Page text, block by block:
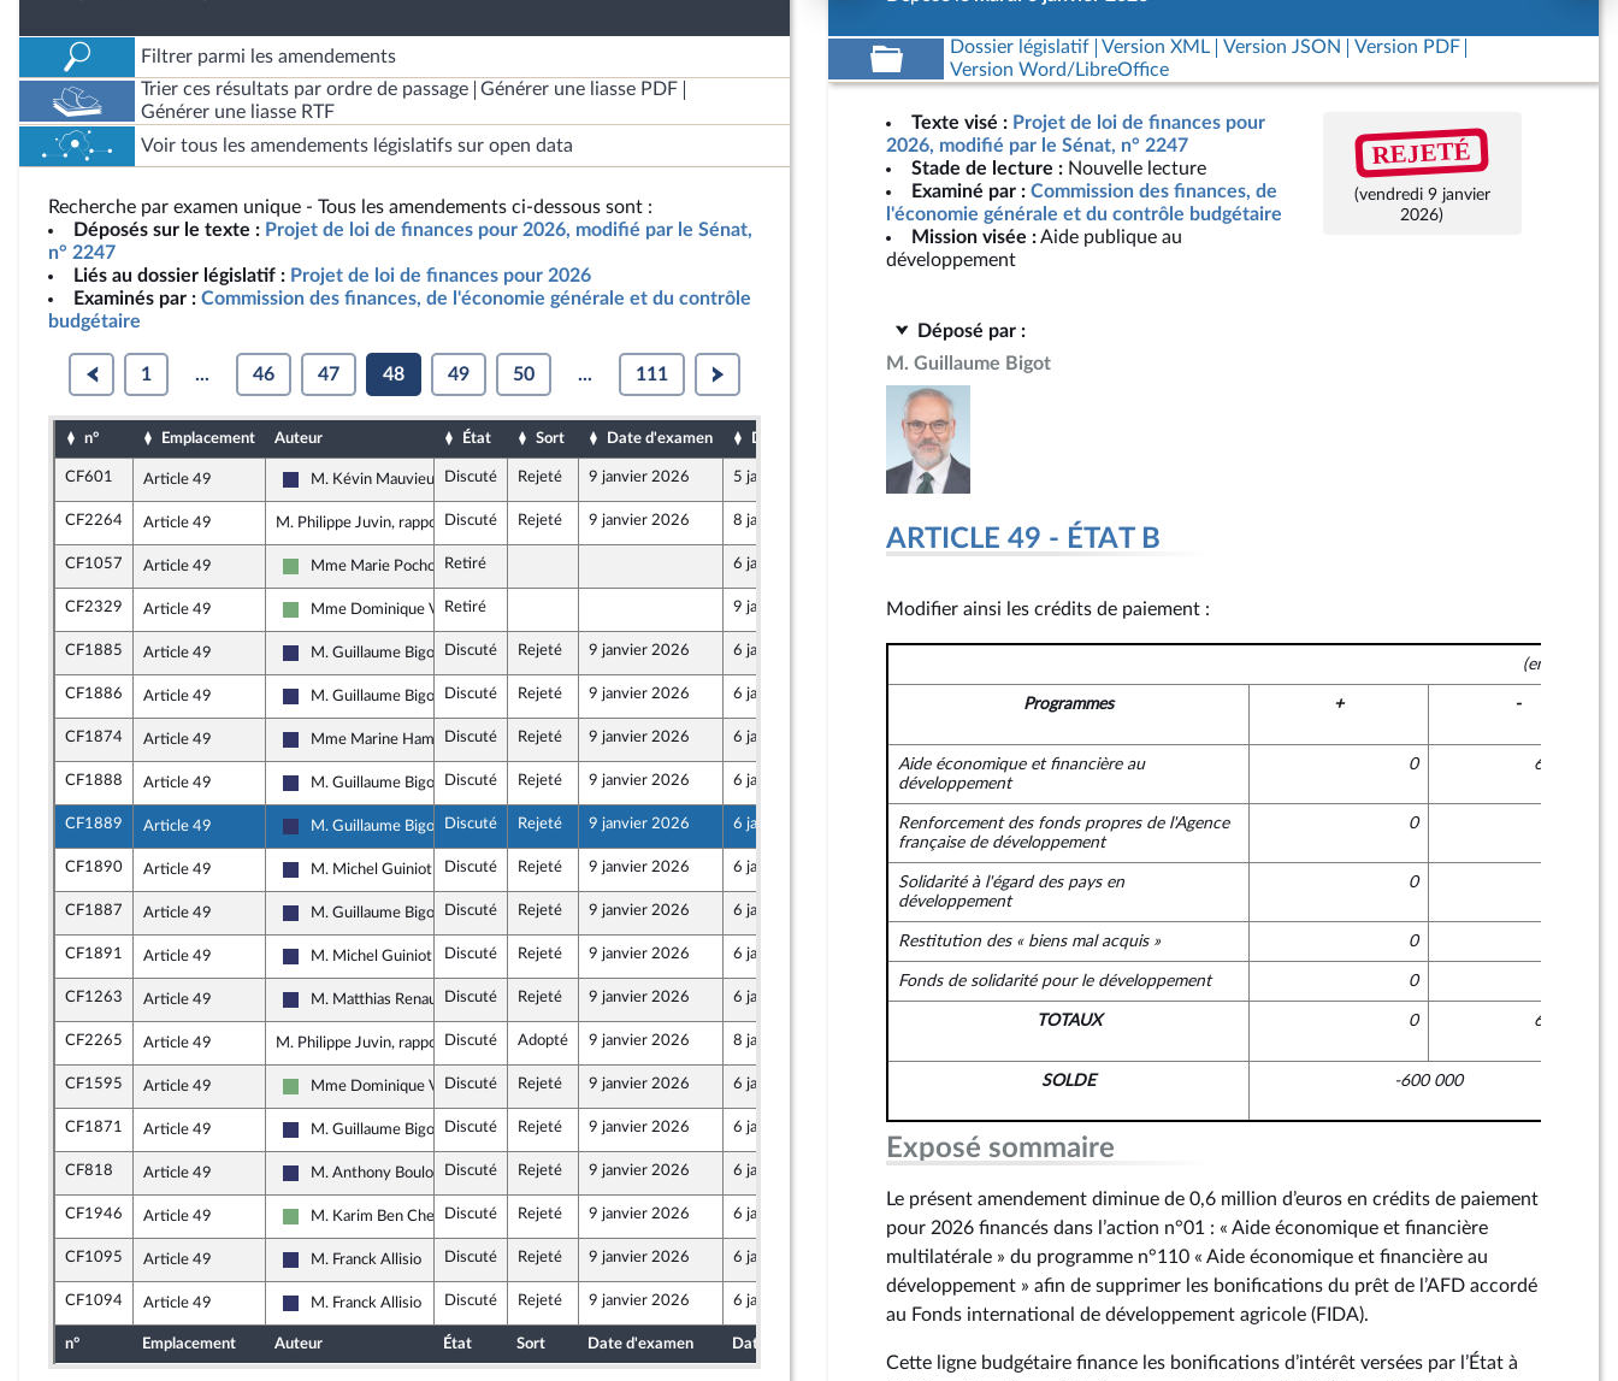
Filtrer parmi les amendements
Trier ces résultats par ordre de passage
Générer une liasse PDF
Générer une liasse RTF
Voir tous les amendements législatifs sur open data
Recherche par examen unique - Tous les amendements ci-dessous sont :
Déposés sur le texte : Projet de loi de finances pour 2026, modifié par le Sénat,
n° 2247
Liés au dossier législatif : Projet de loi de finances pour 2026
Examinés par : Commission des finances, de l'économie générale et du contrôle
budgétaire
1 ... 46 47 48 49 50 ... 111
n° Emplacement Auteur État Sort Date d'examen Date de dépôt
CF601 Article 49
Rassemblement National
M. Kévin Mauvieux Discuté Rejeté 9 janvier 2026 5 janvier 2026
CF2264 Article 49 M. Philippe Juvin, rapporteurDiscuté Rejeté 9 janvier 2026 8 janvier 2026
CF1057 Article 49
Écologiste et Social
Mme Marie Pochon Retiré 6 janvier 2026
CF2329 Article 49
Écologiste et Social
Mme Dominique Voynet
Retiré 9 janvier 2026
CF1885 Article 49
Rassemblement National
M. Guillaume Bigot Discuté Rejeté 9 janvier 2026 6 janvier 2026
CF1886 Article 49
Rassemblement National
M. Guillaume Bigot Discuté Rejeté 9 janvier 2026 6 janvier 2026
CF1874 Article 49
Rassemblement National
Mme Marine HameletDiscuté Rejeté 9 janvier 2026 6 janvier 2026
CF1888 Article 49
Rassemblement National
M. Guillaume Bigot Discuté Rejeté 9 janvier 2026 6 janvier 2026
CF1889 Article 49
Rassemblement National
M. Guillaume Bigot Discuté Rejeté 9 janvier 2026 6 janvier 2026
CF1890 Article 49
Rassemblement National
M. Michel Guiniot Discuté Rejeté 9 janvier 2026 6 janvier 2026
CF1887 Article 49
Rassemblement National
M. Guillaume Bigot Discuté Rejeté 9 janvier 2026 6 janvier 2026
CF1891 Article 49
Rassemblement National
M. Michel Guiniot Discuté Rejeté 9 janvier 2026 6 janvier 2026
CF1263 Article 49
Rassemblement National
M. Matthias RenaultDiscuté Rejeté 9 janvier 2026 6 janvier 2026
CF2265 Article 49 M. Philippe Juvin, rapporteurDiscuté Adopté 9 janvier 2026 8 janvier 2026
CF1595 Article 49
Écologiste et Social
Mme Dominique Voynet
Discuté Rejeté 9 janvier 2026 6 janvier 2026
CF1871 Article 49
Rassemblement National
M. Guillaume Bigot Discuté Rejeté 9 janvier 2026 6 janvier 2026
CF818 Article 49
Rassemblement National
M. Anthony BoulogneDiscuté Rejeté 9 janvier 2026 6 janvier 2026
CF1946 Article 49
Écologiste et Social
M. Karim Ben CheikhDiscuté Rejeté 9 janvier 2026 6 janvier 2026
CF1095 Article 49
Rassemblement National
M. Franck Allisio Discuté Rejeté 9 janvier 2026 6 janvier 2026
CF1094 Article 49
Rassemblement National
M. Franck Allisio Discuté Rejeté 9 janvier 2026 6 janvier 2026
n° Emplacement Auteur État Sort Date d'examen Date de dépôt
Dossier législatif Version XML Version JSON
Version PDF
Version Word/LibreOffice
Texte visé : Projet de loi de finances pour
2026, modifié par le Sénat, n° 2247
Stade de lecture : Nouvelle lecture
Examiné par : Commission des finances, de
l'économie générale et du contrôle budgétaire
Mission visée :Aide publique au
développement
REJETÉ
(vendredi 9 janvier
2026)
Déposé par :
M. Guillaume Bigot
ARTICLE 49 - ÉTAT B
Modifier ainsi les crédits de paiement :
(en euros)
Programmes + -
Aide économique et financière au
développement
0 600 000
Renforcement des fonds propres de l'Agence
française de développement
0
Solidarité à l'égard des pays en
développement
0
Restitution des « biens mal acquis » 0
Fonds de solidarité pour le développement 0
TOTAUX 0 600 000
SOLDE -600 000
Exposé sommaire
Le présent amendement diminue de 0,6 million d’euros en crédits de paiement
pour 2026 financés dans l’action n°01 : « Aide économique et financière
multilatérale » du programme n°110 « Aide économique et financière au
développement » afin de supprimer les bonifications du prêt de l’AFD accordé
au Fonds international de développement agricole (FIDA).
Cette ligne budgétaire finance les bonifications d’intérêt versées par l’État à